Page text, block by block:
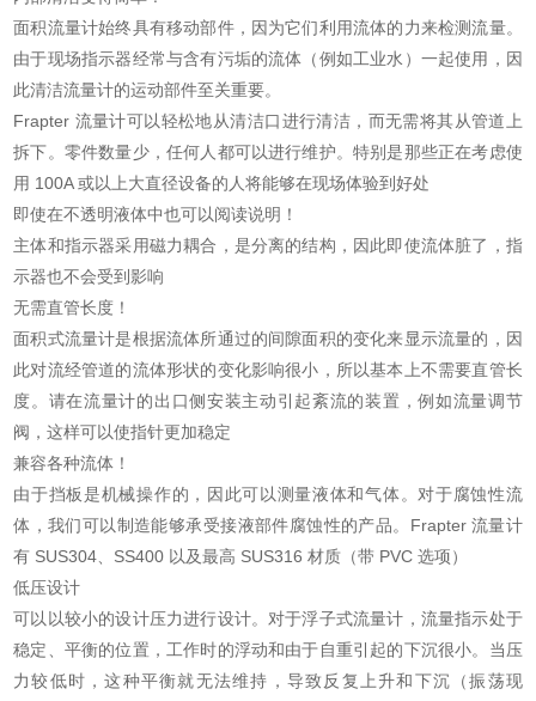
面积流量计始终具有移动部件，因为它们利用流体的力来检测流量。
由于现场指示器经常与含有污垢的流体（例如工业水）一起使用，因
此清洁流量计的运动部件至关重要。
Frapter 流量计可以轻松地从清洁口进行清洁，而无需将其从管道上
拆下。零件数量少，任何人都可以进行维护。特别是那些正在考虑使
用 100A 或以上大直径设备的人将能够在现场体验到好处
即使在不透明液体中也可以阅读说明！
主体和指示器采用磁力耦合，是分离的结构，因此即使流体脏了，指
示器也不会受到影响
无需直管长度！
面积式流量计是根据流体所通过的间隙面积的变化来显示流量的，因
此对流经管道的流体形状的变化影响很小，所以基本上不需要直管长
度。请在流量计的出口侧安装主动引起紊流的装置，例如流量调节
阀，这样可以使指针更加稳定
兼容各种流体！
由于挡板是机械操作的，因此可以测量液体和气体。对于腐蚀性流
体，我们可以制造能够承受接液部件腐蚀性的产品。Frapter 流量计
有 SUS304、SS400 以及最高 SUS316 材质（带 PVC 选项）
低压设计
可以以较小的设计压力进行设计。对于浮子式流量计，流量指示处于
稳定、平衡的位置，工作时的浮动和由于自重引起的下沉很小。当压
力较低时，这种平衡就无法维持，导致反复上升和下沉（振荡现